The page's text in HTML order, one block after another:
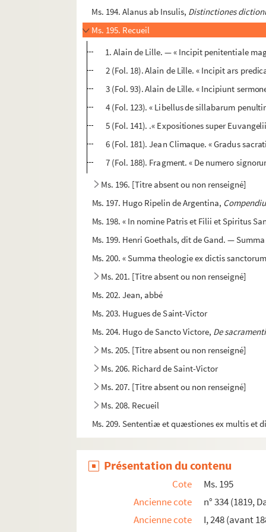
Ms. 194. Alanus ab Insulis, Distinctiones
Ms. 195. Recueil
1. Alain de Lille. — « Incipit penitentiale
2 (Fol. 18). Alain de Lille. « Incipit ars
3 (Fol. 93). Alain de Lille. « Incipiunt
4 (Fol. 123). « Libellus de sillabarum
5 (Fol. 141). .« Expositiones super
6 (Fol. 181). Jean Climaque. « Gradus
7 (Fol. 188). Fragment. « De numero
Ms. 196. [Titre absent ou non renseigné]
Ms. 197. Hugo Ripelin de Argentina,
Ms. 198. « In nomine Patris et Filii et Spiritus
Ms. 199. Henri Goethals, dit de Gand. —
Ms. 200. « Summa theologie ex dictis
Ms. 201. [Titre absent ou non renseigné]
Ms. 202. Jean, abbé
Ms. 203. Hugues de Saint-Victor
Ms. 204. Hugo de Sancto Victore, De
Ms. 205. [Titre absent ou non renseigné]
Ms. 206. Richard de Saint-Victor
Ms. 207. [Titre absent ou non renseigné]
Ms. 208. Recueil
Ms. 209. Sententiæ et quæstiones ex multis
Ms. 211. Recueil
Ms. 212. [Titre absent ou non renseigné]
Ms. 213. Guillaume Péraud. — « Summa
Ms. 214. Thomas Aquinas,Summa theologiae,
Présentation du contenu
Cote
Ms. 195
Ancienne cote
n° 334 (1819,
Ancienne cote
I, 248 (avant